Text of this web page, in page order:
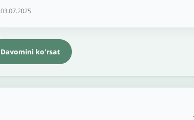
03.07.2025
Davomini ko'rsat